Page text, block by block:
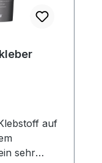
auf
sehr